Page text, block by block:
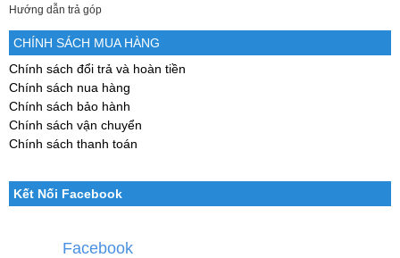
Hướng dẫn trả góp
CHÍNH SÁCH MUA HÀNG
Chính sách đổi trả và hoàn tiền
Chính sách nua hàng
Chính sách bảo hành
Chính sách vận chuyển
Chính sách thanh toán
Kết Nối Facebook
Facebook